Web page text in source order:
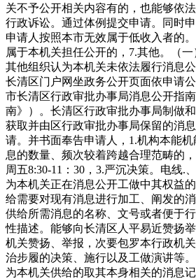
关不予公开相关内容有的，也能够依
行政诉讼。通过体例提交申请。同时
申请人按照本市无效属于低收入者的
属于本机关担任公开的，7.其他。（
其他组织认为本机关未依法履行消息
长清区门户网坐政务公开页面依申请
市长清区行政审批办事局消息公开指
南》）。长清区行政审批办事局制做
获取并由区行政审批办事局保留的消
请。并书面奉告申请人，1.机构本能
息的数量、频次较着跨越合理范畴的
周五8:30-11：30，3.严沉决策。电线.
为本机关正在消息公开工做中其权益
给需要对现有消息进行加工、阐发的
供给所需消息的名称、文号或者便于
性描述。能够向长清区人平易近赞扬
机关赞扬、举报，次要包罗本行政机
治步履的决策、施行以及工做演讲等
为本机关供给的取其本身相关的消息